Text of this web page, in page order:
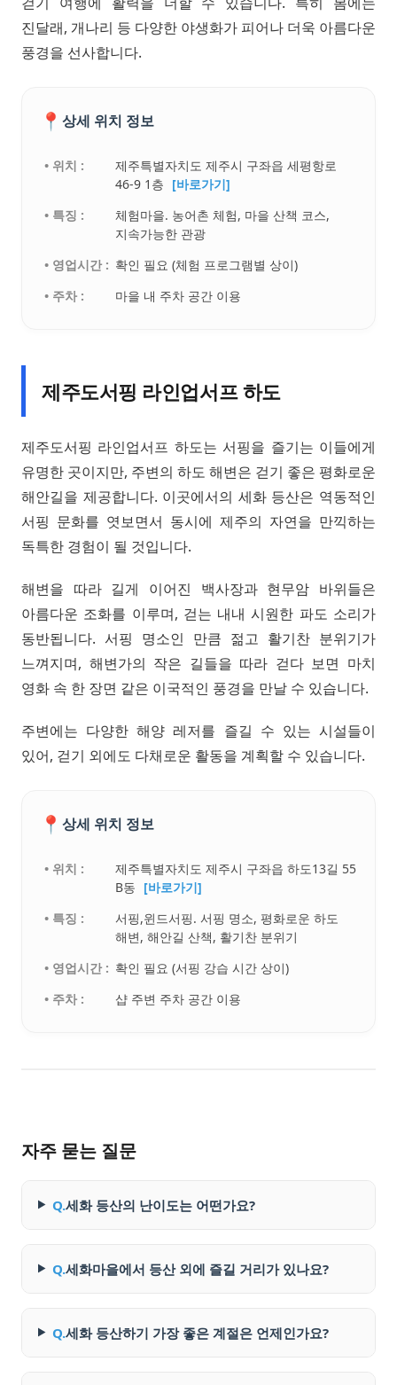
진달래, 개나리 등 다양한 야생화가 피어나 더욱 아름다운
풍경을 선사합니다.
📍 상세 위치 정보
• 위치 :
제주특별자치도 제주시 구좌읍 세평항로
46-9 1층 [바로가기]
• 특징 :
체험마을. 농어촌 체험, 마을 산책 코스,
지속가능한 관광
• 영업시간 : 확인 필요 (체험 프로그램별 상이)
• 주차 :
마을 내 주차 공간 이용
제주도서핑 라인업서프 하도
제주도서핑 라인업서프 하도는 서핑을 즐기는 이들에게
유명한 곳이지만, 주변의 하도 해변은 걷기 좋은 평화로운
해안길을 제공합니다. 이곳에서의 세화 등산은 역동적인
서핑 문화를 엿보면서 동시에 제주의 자연을 만끽하는
독특한 경험이 될 것입니다.
해변을 따라 길게 이어진 백사장과 현무암 바위들은
아름다운 조화를 이루며, 걷는 내내 시원한 파도 소리가
동반됩니다. 서핑 명소인 만큼 젊고 활기찬 분위기가
느껴지며, 해변가의 작은 길들을 따라 걷다 보면 마치
영화 속 한 장면 같은 이국적인 풍경을 만날 수 있습니다.
주변에는 다양한 해양 레저를 즐길 수 있는 시설들이
있어, 걷기 외에도 다채로운 활동을 계획할 수 있습니다.
📍 상세 위치 정보
• 위치 :
제주특별자치도 제주시 구좌읍 하도13길 55
B동 [바로가기]
• 특징 :
서핑,윈드서핑. 서핑 명소, 평화로운 하도
해변, 해안길 산책, 활기찬 분위기
• 영업시간 : 확인 필요 (서핑 강습 시간 상이)
• 주차 :
샵 주변 주차 공간 이용
자주 묻는 질문
Q.세화 등산의 난이도는 어떤가요?
Q.세화마을에서 등산 외에 즐길 거리가 있나요?
Q.세화 등산하기 가장 좋은 계절은 언제인가요?